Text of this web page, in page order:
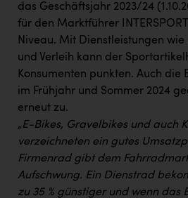
das Geschäftsjahr 2023/24
für den Marktführer
Niveau. Mit Dienstleistungen wie
und Verleih kann der
Konsumenten punkten. Auch die
im Frühjahr und Sommer 2024
erneut zu.
„E-Bikes, Gravelbikes und auch
verzeichneten ein gutes
Firmenrad gibt dem
Aufschwung. Ein Dienstrad
zu 35 % günstiger und wenn das